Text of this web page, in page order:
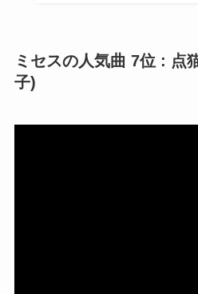
ミセスの人気曲 7位 : 点
子)